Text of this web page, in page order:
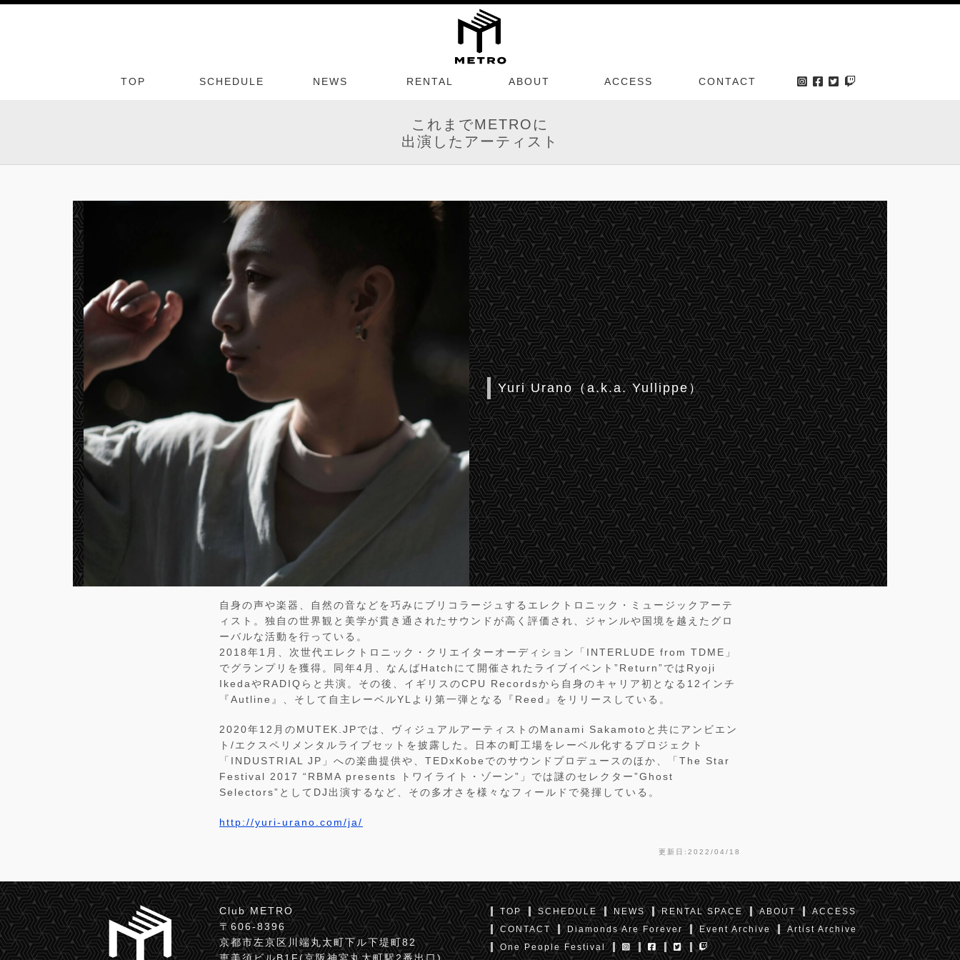
TOP SCHEDULE NEWS RENTAL ABOUT ACCESS CONTACT
これまでMETROに
出演したアーティスト
Yuri Urano（a.k.a. Yullippe）
自身の声や楽器、自然の音などを巧みにブリコラージュするエレクトロニック・ミュージックアーテ
ィスト。独自の世界観と美学が貫き通されたサウンドが高く評価され、ジャンルや国境を越えたグロ
ーバルな活動を行っている。
2018年1月、次世代エレクトロニック・クリエイターオーディション「INTERLUDE from TDME」
でグランプリを獲得。同年4月、なんばHatchにて開催されたライブイベント”Return”ではRyoji
IkedaやRADIQらと共演。その後、イギリスのCPU Recordsから自身のキャリア初となる12インチ
『Autline』、そして自主レーベルYLより第一弾となる『Reed』をリリースしている。
2020年12月のMUTEK.JPでは、ヴィジュアルアーティストのManami Sakamotoと共にアンビエン
ト/エクスペリメンタルライブセットを披露した。日本の町工場をレーベル化するプロジェクト
「INDUSTRIAL JP」への楽曲提供や、TEDxKobeでのサウンドプロデュースのほか、「The Star
Festival 2017 “RBMA presents トワイライト・ゾーン”」では謎のセレクター”Ghost
Selectors”としてDJ出演するなど、その多才さを様々なフィールドで発揮している。
http://yuri-urano.com/ja/
更新日:2022/04/18
Club METRO
〒606-8396
京都市左京区川端丸太町下ル下堤町82
TOP SCHEDULE NEWS RENTAL SPACE ABOUT
ACCESS
CONTACT
Diamonds Are Forever Event Archive
Artist Archive
One People Festival